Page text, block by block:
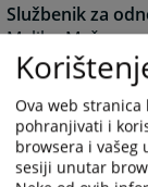
Službenik za
Meliha Mešan
Telefon:+ 387
e-mail:
Ova web
pohranjivati i
browsera i vašeg
sesiji unutar